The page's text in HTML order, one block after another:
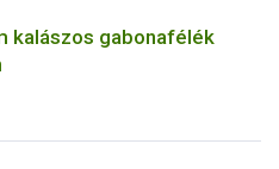
kalászos gabonafélék